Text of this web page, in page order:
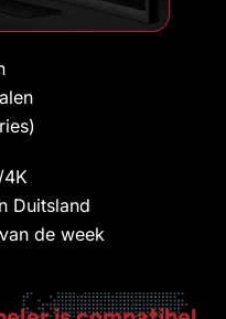
Duitsland
de week